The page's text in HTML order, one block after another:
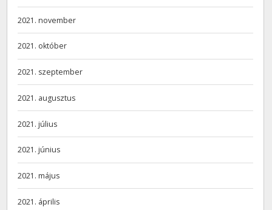
2021. november
2021. október
2021. szeptember
2021. augusztus
2021. július
2021. június
2021. május
2021. április